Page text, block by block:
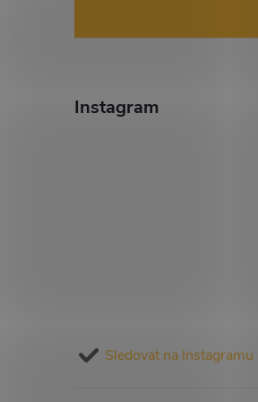
i
u
Instagram
Sledovat na Instagramu